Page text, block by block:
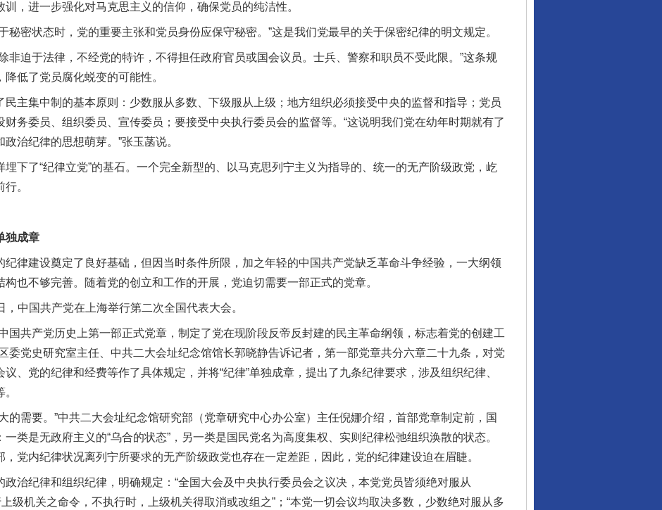
，进一步强化对马克思主义的信仰，确保党员的纯洁性。
密状态时，党的重要主张和党员身份应保守秘密。”这是我们党最早的关于保密纪律的明文规定。
迫于法律，不经党的特许，不得担任政府官员或国会议员。士兵、警察和职员不受此限。”这条规
低了党员腐化蜕变的可能性。
集中制的基本原则：少数服从多数、下级服从上级；地方组织必须接受中央的监督和指导；党员
财务委员、组织委员、宣传委员；要接受中央执行委员会的监督等。“这说明我们党在幼年时期就有了
治纪律的思想萌芽。”张玉菡说。
了“纪律立党”的基石。一个完全新型的、以马克思列宁主义为指导的、统一的无产阶级政党，屹
。
成章
建设奠定了良好基础，但因当时条件所限，加之年轻的中国共产党缺乏革命斗争经验，一大纲领
也不够完善。随着党的创立和工作的开展，党迫切需要一部正式的党章。
国共产党在上海举行第二次全国代表大会。
共产党历史上第一部正式党章，制定了党在现阶段反帝反封建的民主革命纲领，标志着党的创建工
委党史研究室主任、中共二大会址纪念馆馆长郭晓静告诉记者，第一部党章共分六章二十九条，对党
、党的纪律和经费等作了具体规定，并将“纪律”单独成章，提出了九条纪律要求，涉及组织纪律、
需要。”中共二大会址纪念馆研究部（党章研究中心办公室）主任倪娜介绍，首部党章制定前，国
类是无政府主义的“乌合的状态”，另一类是国民党名为高度集权、实则纪律松弛组织涣散的状态。
党内纪律状况离列宁所要求的无产阶级政党也存在一定差距，因此，党的纪律建设迫在眉睫。
纪律和组织纪律，明确规定：“全国大会及中央执行委员会之议决，本党党员皆须绝对服从
级机关之命令，不执行时，上级机关得取消或改组之”；“本党一切会议均取决多数，少数绝对服从多